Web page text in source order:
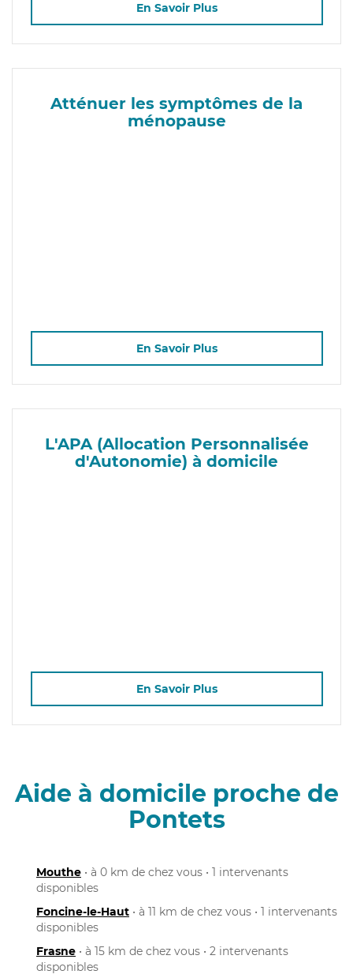
En Savoir Plus
Atténuer les symptômes de la
ménopause
En Savoir Plus
L'APA (Allocation Personnalisée
d'Autonomie) à domicile
En Savoir Plus
Aide à domicile proche de
Pontets
Mouthe • à 0 km de chez vous • 1 intervenants
disponibles
Foncine-le-Haut • à 11 km de chez vous • 1 intervenants
disponibles
Frasne • à 15 km de chez vous • 2 intervenants
disponibles